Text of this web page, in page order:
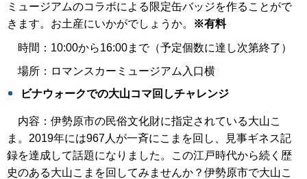
ミュージアムのコラボによる限定缶バッジを作ることがで
きます。お土産にいかがでしょうか。
※有料
時間：10:00から16:00まで（予定個数に達し次第終了）
場所：ロマンスカーミュージアム入口横
ビナウォークでの大山コマ回しチャレンジ
内容：伊勢原市の民俗文化財に指定されている大山こ
ま。2019年には967人が一斉にこまを回し、見事ギネス記
録を達成して話題になりました。この江戸時代から続く歴
史のある大山こまを回してみませんか？伊勢原市で大山こ